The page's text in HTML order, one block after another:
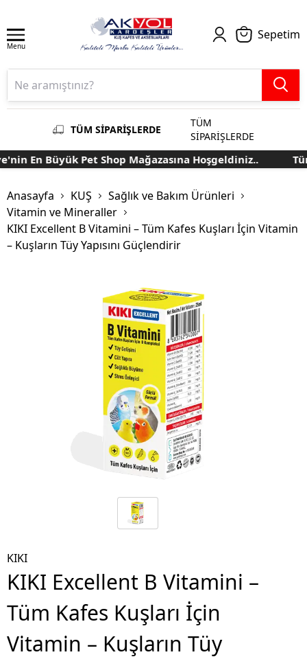
Menu
Sepetim
TÜM SİPARİŞLERDE
TÜM
SİPARİŞLERDE
En Büyük Pet Shop Mağazasına Hoşgeldiniz..
Anasayfa KUŞ
Sağlık ve Bakım Ürünleri
Vitamin ve Mineraller
KIKI Excellent B Vitamini – Tüm Kafes Kuşları İçin Vitamin
– Kuşların Tüy Yapısını Güçlendirir
KIKI
KIKI Excellent B Vitamini –
Tüm Kafes Kuşları İçin
Vitamin – Kuşların Tüy